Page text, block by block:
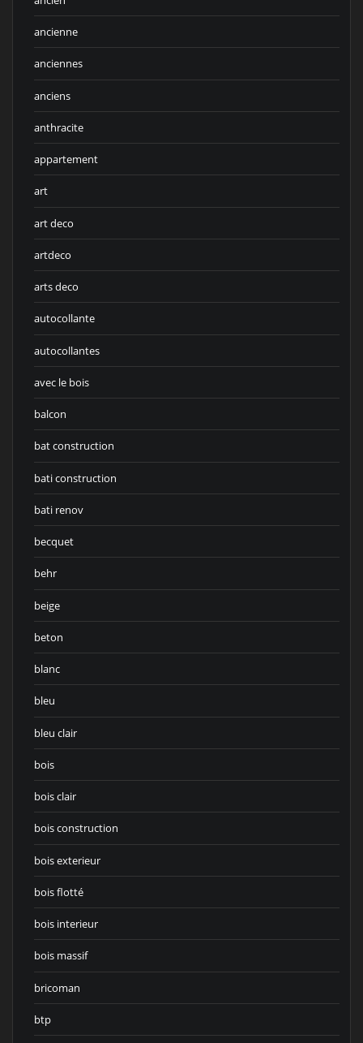
ancienne
anciennes
anciens
anthracite
appartement
art
art deco
artdeco
arts deco
autocollante
autocollantes
avec le bois
balcon
bat construction
bati construction
bati renov
becquet
behr
beige
beton
blanc
bleu
bleu clair
bois
bois clair
bois construction
bois exterieur
bois flotté
bois interieur
bois massif
bricoman
btp